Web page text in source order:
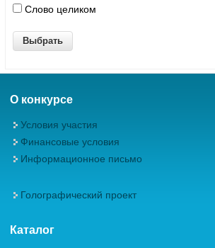
Слово целиком
О конкурсе
Условия участия
Финансовые условия
Информационное письмо
Голографический проект
Каталог